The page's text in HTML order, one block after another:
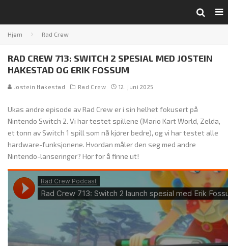
Hjem Rad Crew
RAD CREW 713: SWITCH 2 SPESIAL MED JOSTEIN
HAKESTAD OG ERIK FOSSUM
Jostein Hakestad Rad Crew 12. juni 2025
Ukas andre episode av Rad Crew er i sin helhet fokusert på
Nintendo Switch 2. Vi har testet spillene (Mario Kart World, Zelda,
et tonn av Switch 1 spill som nå kjører bedre), og vi har testet alle
hardware-funksjonene. Hvordan måler den seg med andre
Nintendo-lanseringer? Hør for å finne ut!